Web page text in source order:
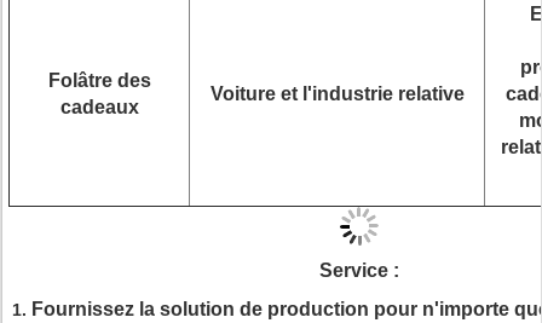
Folâtre des
cadeaux
Voiture et l'industrie relative
Service :
1. Fournissez la solution de production pour n'importe